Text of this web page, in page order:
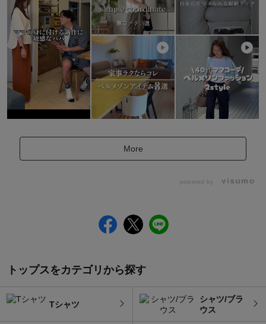
More
powered by
トップスをカテゴリから探す
Tシャツ
シャツ/ブラ
ウス